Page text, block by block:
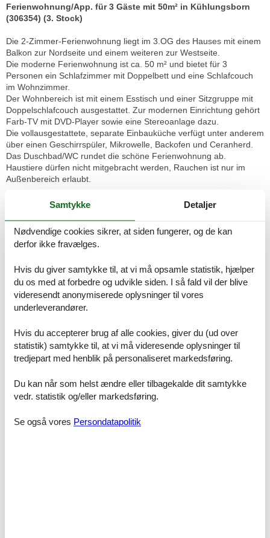
Ferienwohnung/App. für 3 Gäste mit 50m² in Kühlungsborn
(306354) (3. Stock)
Die 2-Zimmer-Ferienwohnung liegt im 3.OG des Hauses mit einem
Balkon zur Nordseite und einem weiteren zur Westseite.
Die moderne Ferienwohnung ist ca. 50 m² und bietet für 3
Personen ein Schlafzimmer mit Doppelbett und eine Schlafcouch
im Wohnzimmer.
Der Wohnbereich ist mit einem Esstisch und einer Sitzgruppe mit
Doppelschlafcouch ausgestattet. Zur modernen Einrichtung gehört
Farb-TV mit DVD-Player sowie eine Stereoanlage dazu.
Die vollausgestattete, separate Einbauküche verfügt unter anderem
über einen Geschirrspüler, Mikrowelle, Backofen und Ceranherd.
Das Duschbad/WC rundet die schöne Ferienwohnung ab.
Haustiere dürfen nicht mitgebracht werden, Rauchen ist nur im
Außenbereich erlaubt.
Der Stellplatz Nr. 17 steht Ihnen zur Verfügung.
Mindestzeitraum von 7, 10 oder 14 Übernachtungen frei zu lassen.
[nbsp]Die Mindestaufenthaltsdauer über den Jahreswechsel liegt
Sowohl die Verbrauchskosten als auch der Pkw-Stellplatz sind
bereits im Übernachtungspreis enthalten.
Raumaufteilung
Schlafzimmer
Wohn-/Schlafzimmer
Einzelcouch - variable size
Faciliteter
Bad
Samtykke Detaljer
Nødvendige cookies sikrer, at siden fungerer, og de kan
derfor ikke fravælges.
Hvis du giver samtykke til, at vi må opsamle statistik, hjælper
du os med at forbedre og udvikle siden. I så fald vil der blive
videresendt anonymiserede oplysninger til vores
underleverandører.
Hvis du accepterer brug af alle cookies, giver du (ud over
statistik) samtykke til, at vi må videresende oplysninger til
tredjepart med henblik på personaliseret markedsføring.
Du kan når som helst ændre eller tilbagekalde dit samtykke
vedr. statistik og/eller markedsføring.
Se også vores Persondatapolitik